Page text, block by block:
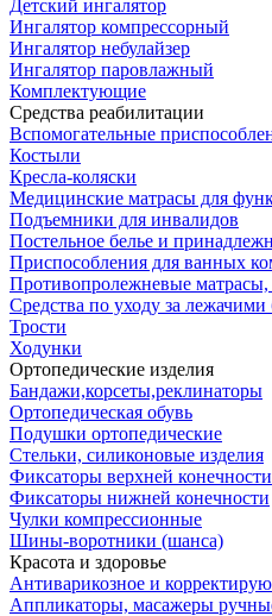
Детский ингалятор
Ингалятор компрессорный
Ингалятор небулайзер
Ингалятор паровлажный
Комплектующие
Средства реабилитации
Вспомогательные
Костыли
Кресла-коляски
Медицинские матрасы для
Подъемники для инвалидов
Постельное белье и
Приспособления для ванных
Противопролежневые
Средства по уходу за
Трости
Ходунки
Ортопедические изделия
Бандажи,корсеты,реклинаторы
Ортопедическая обувь
Подушки ортопедические
Стельки, силиконовые изделия
Фиксаторы верхней конечности
Фиксаторы нижней конечности
Чулки компрессионные
Шины-воротники (шанса)
Красота и здоровье
Антиварикозное и
Аппликаторы, масажеры